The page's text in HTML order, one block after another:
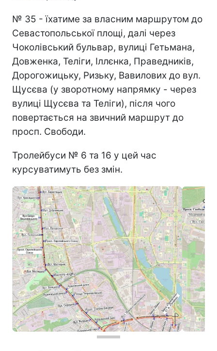
№ 35 - їхатиме за власним маршрутом до
Севастопольської площі, далі через
Чоколівський бульвар, вулиці Гетьмана,
Довженка, Теліги, Іллєнка, Праведників,
Дорогожицьку, Ризьку, Вавилових до вул.
Щусєва (у зворотному напрямку - через
вулиці Щусєва та Теліги), після чого
повертається на звичний маршрут до
просп. Свободи.
Тролейбуси № 6 та 16 у цей час
курсуватимуть без змін.